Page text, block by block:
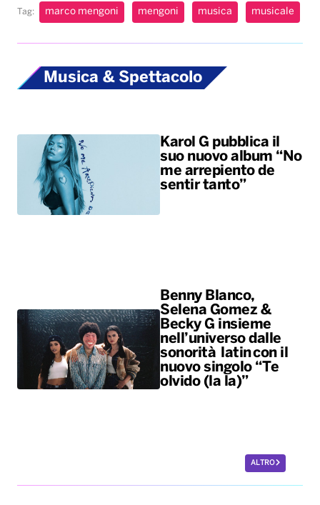
Tag: marco mengoni mengoni musica musicale
Musica & Spettacolo
Karol G pubblica il
suo nuovo album “No
me arrepiento de
sentir tanto”
Benny Blanco,
Selena Gomez &
Becky G insieme
nell’universo dalle
sonorità latin con il
nuovo singolo “Te
olvido (la la)”
ALTRO